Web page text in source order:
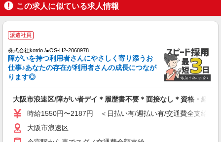
大阪市浪速区
派遣社員
株式会社kotrio /●OS-H2-2069131
今宮駅★即日お仕事開始も可！キレイな高齢者
時給1550円〜2187円 ＜日払い有/週払い有/交
通費全支給(ガソリン代含む)＞
大阪市浪速区
キープ 詳細を見る
この求人に似ている求人情報
派遣社員
株式会社kotrio /●OS-H2-2068978
障がいを持つ利用者さんにやさしく寄り添うお
仕事♪あなたの存在が利用者さんの成長につなが
ります◎
大阪市浪速区/障がい者デイ＊履歴書不要＊面接なし＊資格・経験
時給1550円〜2187円 ＜日払い有/週払い有/交通費全支給(ガ
大阪市浪速区